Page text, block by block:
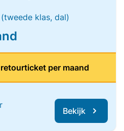
(tweede klas, dal)
per maand
Bekijk